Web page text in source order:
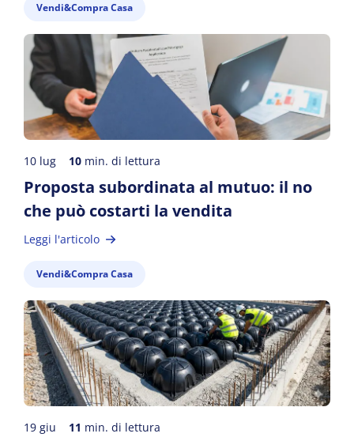
Vendi&Compra Casa
10 lug 10 min. di lettura
Proposta subordinata al mutuo: il no
che può costarti la vendita
Leggi l'articolo
Vendi&Compra Casa
19 giu 11 min. di lettura